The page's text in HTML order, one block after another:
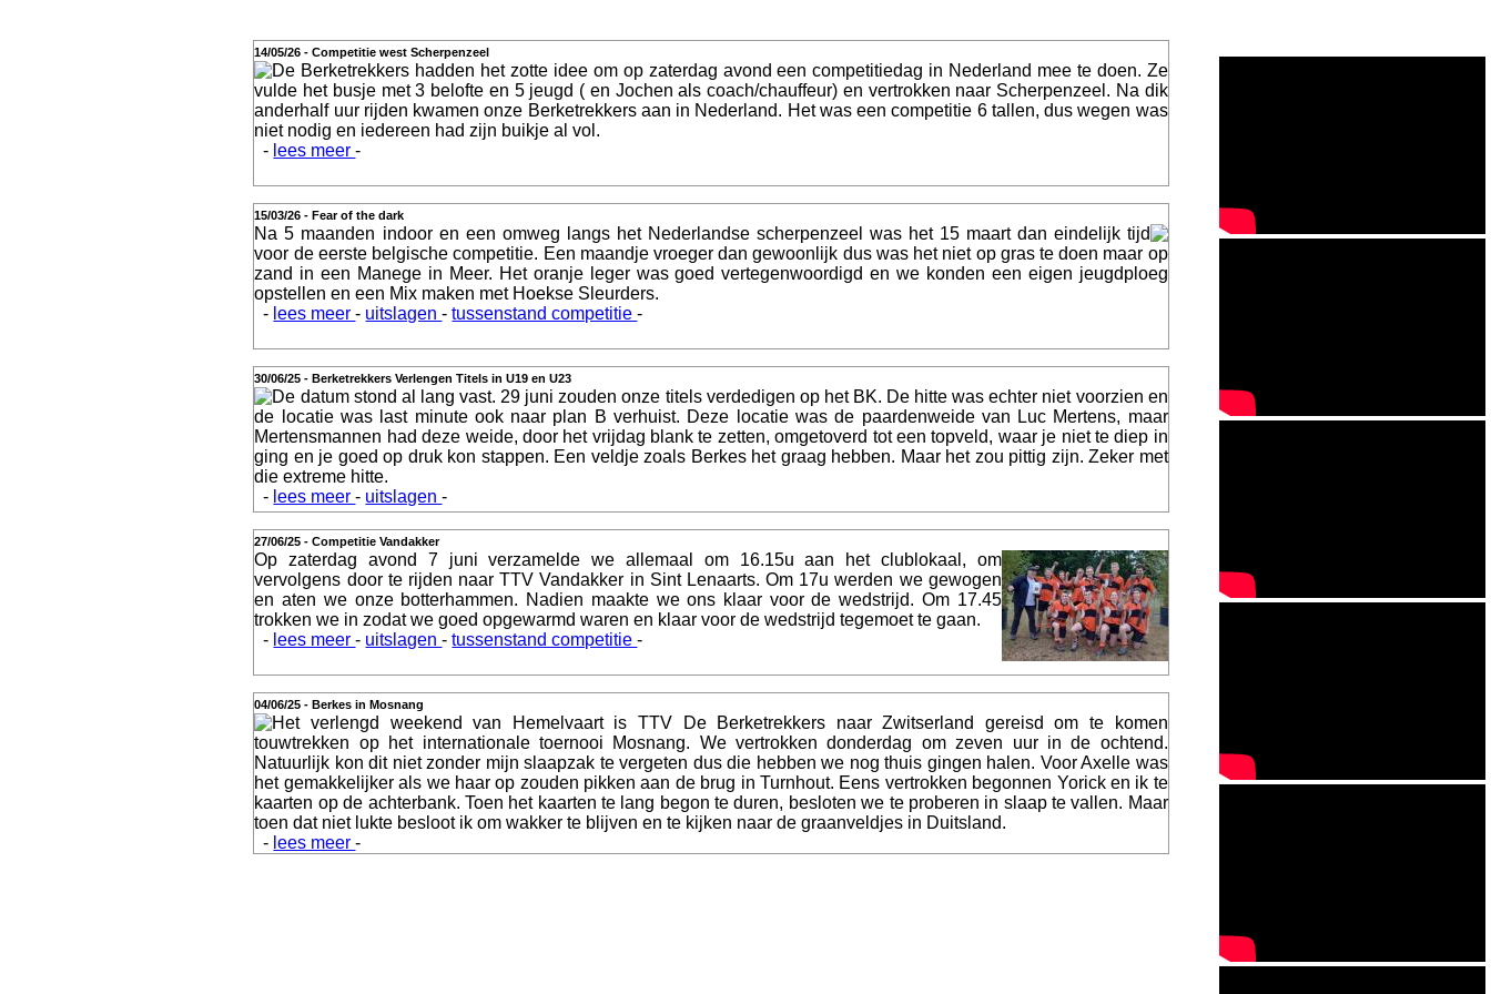
14/05/26 - Competitie west Scherpenzeel
De Berketrekkers hadden het zotte idee om op zaterdag avond een competitiedag in Nederland mee te doen. Ze
vulde het busje met 3 belofte en 5 jeugd ( en Jochen als coach/chauffeur) en vertrokken naar Scherpenzeel. Na dik
anderhalf uur rijden kwamen onze Berketrekkers aan in Nederland. Het was een competitie 6 tallen, dus wegen was
niet nodig en iedereen had zijn buikje al vol.
- lees meer-
15/03/26 - Fear of the dark
Na 5 maanden indoor en een omweg langs het Nederlandse scherpenzeel was het 15 maart dan eindelijk tijd
voor de eerste belgische competitie. Een maandje vroeger dan gewoonlijk dus was het niet op gras te doen maar op
zand in een Manege in Meer. Het oranje leger was goed vertegenwoordigd en we konden een eigen jeugdploeg
opstellen en een Mix maken met Hoekse Sleurders.
- lees meer- uitslagen-tussenstand competitie-
30/06/25 - Berketrekkers Verlengen Titels in U19 en U23
De datum stond al lang vast. 29 juni zouden onze titels verdedigen op het BK. De hitte was echter niet voorzien en
de locatie was last minute ook naar plan B verhuist. Deze locatie was de paardenweide van Luc Mertens, maar
Mertensmannen had deze weide, door het vrijdag blank te zetten, omgetoverd tot een topveld, waar je niet te diep in
ging en je goed op druk kon stappen. Een veldje zoals Berkes het graag hebben. Maar het zou pittig zijn. Zeker met
die extreme hitte.
- lees meer- uitslagen-
27/06/25 - Competitie Vandakker
Op zaterdag avond 7 juni verzamelde we allemaal om 16.15u aan het clublokaal, om
vervolgens door te rijden naar TTV Vandakker in Sint Lenaarts. Om 17u werden we gewogen
en aten we onze botterhammen. Nadien maakte we ons klaar voor de wedstrijd. Om 17.45
trokken we in zodat we goed opgewarmd waren en klaar voor de wedstrijd tegemoet te gaan.
- lees meer- uitslagen-tussenstand competitie-
04/06/25 - Berkes in Mosnang
Het verlengd weekend van Hemelvaart is TTV De Berketrekkers naar Zwitserland gereisd om te komen
touwtrekken op het internationale toernooi Mosnang. We vertrokken donderdag om zeven uur in de ochtend.
Natuurlijk kon dit niet zonder mijn slaapzak te vergeten dus die hebben we nog thuis gingen halen. Voor Axelle was
het gemakkelijker als we haar op zouden pikken aan de brug in Turnhout. Eens vertrokken begonnen Yorick en ik te
kaarten op de achterbank. Toen het kaarten te lang begon te duren, besloten we te proberen in slaap te vallen. Maar
toen dat niet lukte besloot ik om wakker te blijven en te kijken naar de graanveldjes in Duitsland.
- lees meer-